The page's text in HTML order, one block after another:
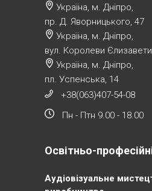
Україна, м. Дніпро,
пр. Д. Яворницького, 47
Україна, м. Дніпро,
вул. Королеви Єлизавети
Україна, м. Дніпро,
пл. Успенська, 14
+38(063)407-54-08
Пн - Птн 9.00 - 18.00
Освітньо-
Аудіовізуальне